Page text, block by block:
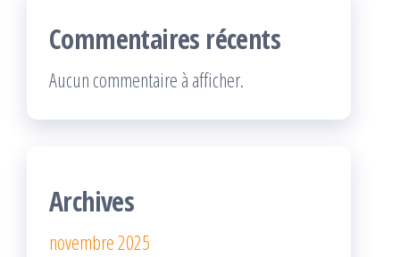
Commentaires récents
Aucun commentaire à afficher.
Archives
novembre 2025